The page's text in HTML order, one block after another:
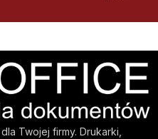
Twojej firmy. Drukarki,